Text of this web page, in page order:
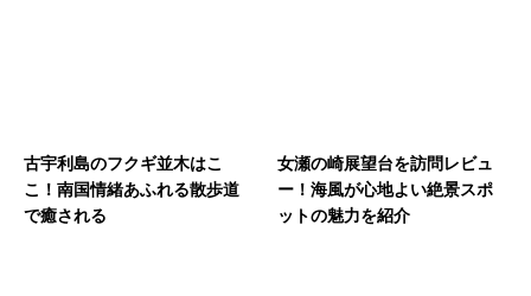
古宇利島のフクギ並木はこ
こ！南国情緒あふれる散歩道
で癒される
女瀬の崎展望台を訪問レビュ
ー！海風が心地よい絶景スポ
ットの魅力を紹介